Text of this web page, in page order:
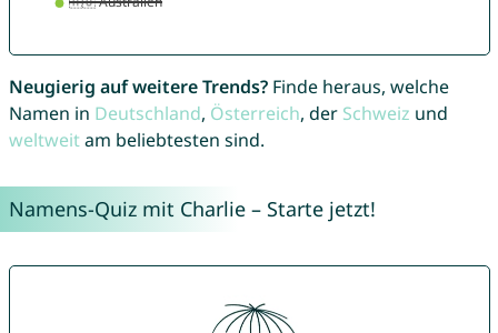
Neugierig auf weitere Trends?Finde heraus, welche
Namen in Deutschland, Österreich, der Schweiz und
weltweitam beliebtesten sind.
Namens-Quiz mit Charlie – Starte jetzt!